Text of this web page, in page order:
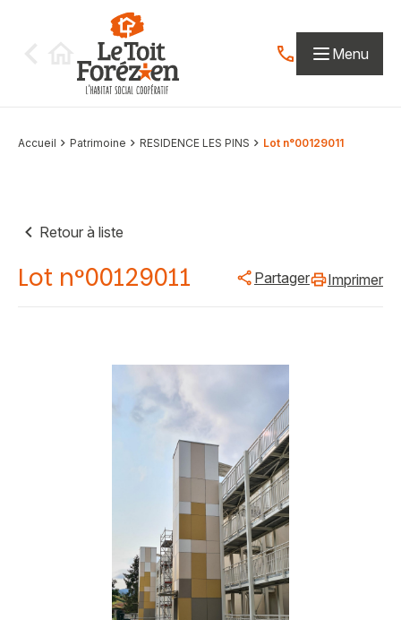
Contactez-nous
Menu
Accueil Patrimoine RESIDENCE LES PINS Lot n°00129011
Retour à liste
Lot n°00129011 Partager Imprimer